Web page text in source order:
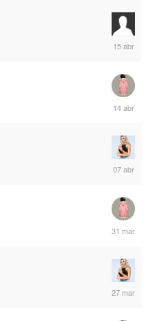
15
abr
14
abr
7
abr
31
mar
27
mar